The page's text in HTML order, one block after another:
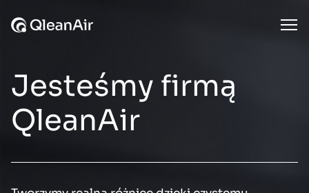
Jesteśmy firmą
QleanAir